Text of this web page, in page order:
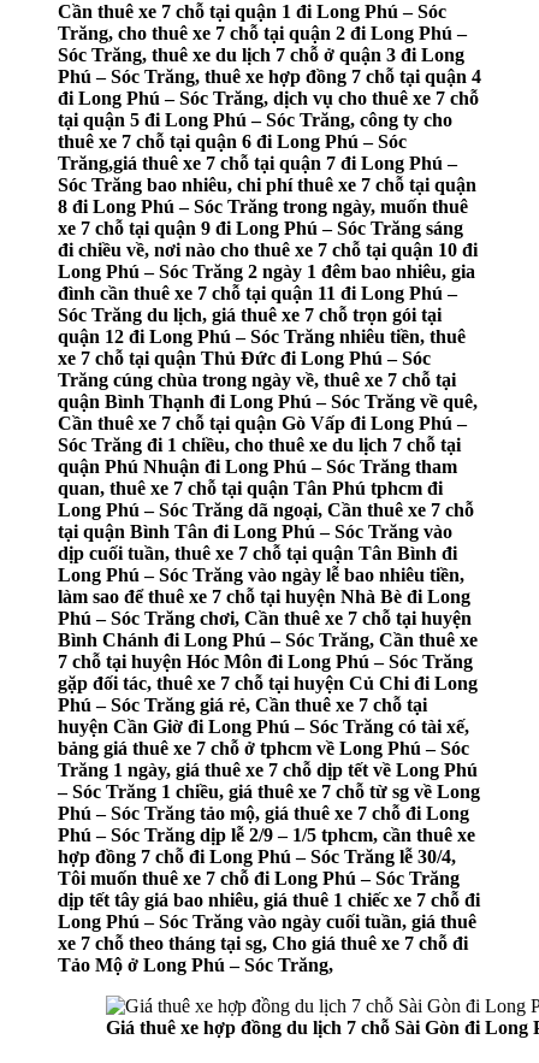
Cần thuê xe 7 chỗ tại quận 1 đi Long Phú – Sóc
Trăng, cho thuê xe 7 chỗ tại quận 2 đi Long Phú –
Sóc Trăng, thuê xe du lịch 7 chỗ ở quận 3 đi Long
Phú – Sóc Trăng, thuê xe hợp đồng 7 chỗ tại quận 4
đi Long Phú – Sóc Trăng, dịch vụ cho thuê xe 7 chỗ
tại quận 5 đi Long Phú – Sóc Trăng, công ty cho
thuê xe 7 chỗ tại quận 6 đi Long Phú – Sóc
Trăng,giá thuê xe 7 chỗ tại quận 7 đi Long Phú –
Sóc Trăng bao nhiêu, chi phí thuê xe 7 chỗ tại quận
8 đi Long Phú – Sóc Trăng trong ngày, muốn thuê
xe 7 chỗ tại quận 9 đi Long Phú – Sóc Trăng sáng
đi chiều về, nơi nào cho thuê xe 7 chỗ tại quận 10 đi
Long Phú – Sóc Trăng 2 ngày 1 đêm bao nhiêu, gia
đình cần thuê xe 7 chỗ tại quận 11 đi Long Phú –
Sóc Trăng du lịch, giá thuê xe 7 chỗ trọn gói tại
quận 12 đi Long Phú – Sóc Trăng nhiêu tiền, thuê
xe 7 chỗ tại quận Thủ Đức đi Long Phú – Sóc
Trăng cúng chùa trong ngày về, thuê xe 7 chỗ tại
quận Bình Thạnh đi Long Phú – Sóc Trăng về quê,
Cần thuê xe 7 chỗ tại quận Gò Vấp đi Long Phú –
Sóc Trăng đi 1 chiều, cho thuê xe du lịch 7 chỗ tại
quận Phú Nhuận đi Long Phú – Sóc Trăng tham
quan, thuê xe 7 chỗ tại quận Tân Phú tphcm đi
Long Phú – Sóc Trăng dã ngoại, Cần thuê xe 7 chỗ
tại quận Bình Tân đi Long Phú – Sóc Trăng vào
dịp cuối tuần, thuê xe 7 chỗ tại quận Tân Bình đi
Long Phú – Sóc Trăng vào ngày lễ bao nhiêu tiền,
làm sao để thuê xe 7 chỗ tại huyện Nhà Bè đi Long
Phú – Sóc Trăng chơi, Cần thuê xe 7 chỗ tại huyện
Bình Chánh đi Long Phú – Sóc Trăng, Cần thuê xe
7 chỗ tại huyện Hóc Môn đi Long Phú – Sóc Trăng
gặp đối tác, thuê xe 7 chỗ tại huyện Củ Chi đi Long
Phú – Sóc Trăng giá rẻ, Cần thuê xe 7 chỗ tại
huyện Cần Giờ đi Long Phú – Sóc Trăng có tài xế,
bảng giá thuê xe 7 chỗ ở tphcm về Long Phú – Sóc
Trăng 1 ngày, giá thuê xe 7 chỗ dịp tết về Long Phú
– Sóc Trăng 1 chiều, giá thuê xe 7 chỗ từ sg về Long
Phú – Sóc Trăng tảo mộ, giá thuê xe 7 chỗ đi Long
Phú – Sóc Trăng dịp lễ 2/9 – 1/5 tphcm, cần thuê xe
hợp đồng 7 chỗ đi Long Phú – Sóc Trăng lễ 30/4,
Tôi muốn thuê xe 7 chỗ đi Long Phú – Sóc Trăng
dịp tết tây giá bao nhiêu, giá thuê 1 chiếc xe 7 chỗ đi
Long Phú – Sóc Trăng vào ngày cuối tuần, giá thuê
xe 7 chỗ theo tháng tại sg, Cho giá thuê xe 7 chỗ đi
Tảo Mộ ở Long Phú – Sóc Trăng,
Giá thuê xe hợp đồng du lịch 7 chỗ Sài Gòn đi Long